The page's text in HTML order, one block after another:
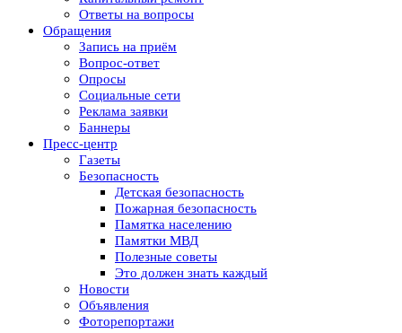
Ответы на вопросы
Обращения
Запись на приём
Вопрос-ответ
Опросы
Социальные сети
Реклама заявки
Баннеры
Пресс-центр
Газеты
Безопасность
Детская безопасность
Пожарная безопасность
Памятка населению
Памятки МВД
Полезные советы
Это должен знать каждый
Новости
Объявления
Фоторепортажи